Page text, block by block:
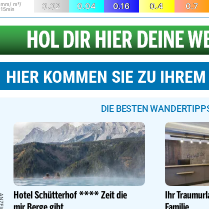
mm/ m²/
15min
0.02 0.04 0.16 0.4 0.7
HIER KOMMEN SIE ZU
DIE BESTEN
Hotel Schütterhof **** Zeit die Ihr